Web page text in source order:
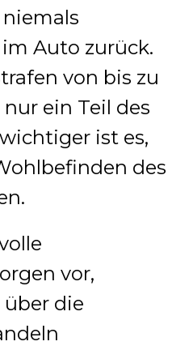
Auto zurück.
von bis zu
ein Teil des
ist es,
des
vor,
die